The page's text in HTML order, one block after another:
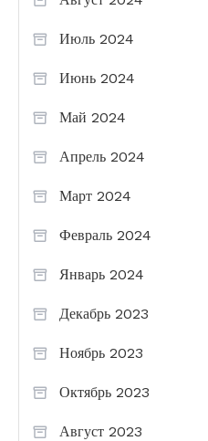
Июль 2024
Июнь 2024
Май 2024
Апрель 2024
Март 2024
Февраль 2024
Январь 2024
Декабрь 2023
Ноябрь 2023
Октябрь 2023
Август 2023